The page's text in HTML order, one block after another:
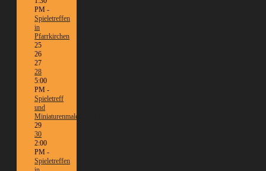
PM -
Spieletreffen
in
Pfarrkirchen
25
26
27
28
5:00
PM -
Spieletreff
und
Miniaturenmalen/Tabletop
29
30
2:00
PM -
Spieletreffen